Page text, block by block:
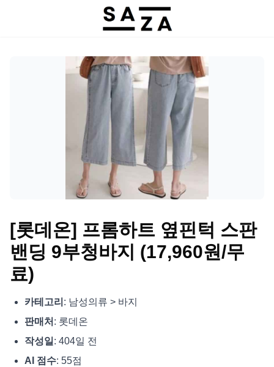
[롯데온] 프롬하트 옆핀턱 스판
밴딩 9부청바지 (17,960원/무
료)
카테고리 : 남성의류 > 바지
판매처 : 롯데온
작성일: 404일 전
AI 점수: 55점